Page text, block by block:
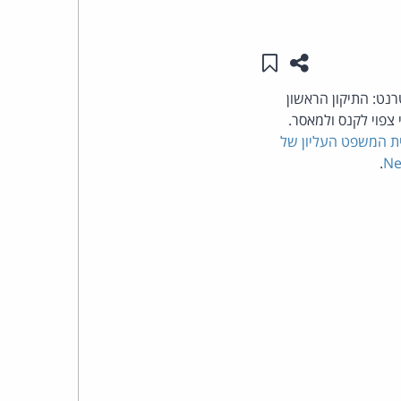
שתפו עמוד זה
שמור ב"תכנים שלי"
התיקון הראשון
לקנס ולמאסר.
המשפט העליון של
.